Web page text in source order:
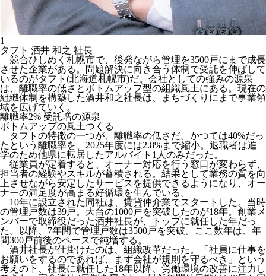
1
タフト 酒井 和之 社長
競合ひしめく札幌市で、後発ながら管理を3500戸にまで成長
させた企業がある。問題解決に向き合う体制で受託を伸ばして
いるのがタフト(北海道札幌市)だ。会社としての強みの源泉
は、離職率の低さとボトムアップ型の組織風土にある。現在の
組織体制を構築した酒井和之社長は、まちづくりにまで事業領
域を広げていく。
離職率2% 受託増の源泉
ボトムアップの風土つくる
タフトの特徴の一つが、離職率の低さだ。かつては40%だっ
たという離職率を、2025年度には2.8%まで縮小。退職者は進
学のため他県に転居したアルバイト1人のみだった。
従業員が定着すると、オーナー対応を行う窓口が変わらず、
担当者の経験やスキルが蓄積される。結果として業務の質を向
上させながら安定したサービスを提供できるようになり、オー
ナーの満足度が高まる好循環を生んでいる。
10年に設立された同社は、賃貸仲介業でスタートした。当時
の管理戸数は39戸。大台の1000戸を突破したのが18年。創業メ
ンバーで取締役だった酒井社長が、トップに就任した年だっ
た。以降、7年間で管理戸数は3500戸を突破。ここ数年は、年
間300戸前後のペースで純増する。
酒井社長が仕掛けたのは、組織改革だった。「社員に仕事を
お願いをするのであれば、まず会社が規則を守るべき」という
考えの下、社長に就任した18年以降、労働環境の改善に注力し